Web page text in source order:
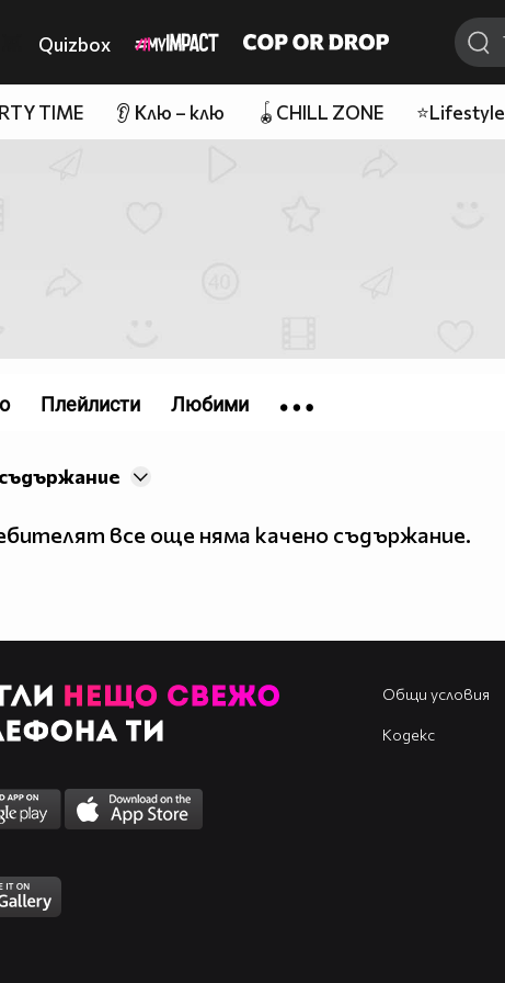
Quizbox
TIME 👂 Клю – клю 🪀CHILL ZONE ⭐Lifestyle
все още няма качено съдържание.
Плейлисти Любими
Общи условия
Кодекс